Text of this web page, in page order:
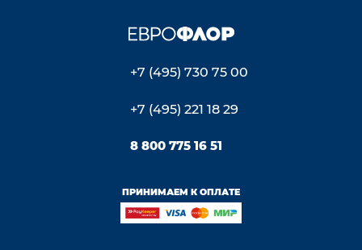
+7 (495) 730 75 00
+7 (495) 221 18 29
8 800 775 16 51
ПРИНИМАЕМ К ОПЛАТЕ